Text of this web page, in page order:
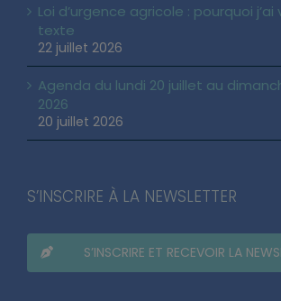
Loi d’urgence agricole : pourquoi
texte
22 juillet 2026
Agenda du lundi 20 juillet au
2026
20 juillet 2026
S’INSCRIRE À LA NEWSLETTER
S’INSCRIRE ET RECEVOIR LA